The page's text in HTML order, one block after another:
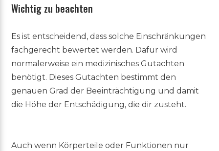
Wichtig zu beachten
Es ist entscheidend, dass solche Einschränkungen
fachgerecht bewertet werden. Dafür wird
normalerweise ein medizinisches Gutachten
benötigt. Dieses Gutachten bestimmt den
genauen Grad der Beeinträchtigung und damit
die Höhe der Entschädigung, die dir zusteht.
Auch wenn Körperteile oder Funktionen nur